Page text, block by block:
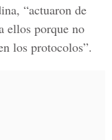
“actuaron de
ellos porque no
los protocolos”.